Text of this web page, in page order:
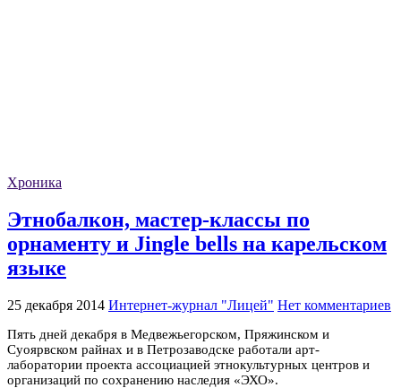
Хроника
Этнобалкон, мастер-классы по
орнаменту и Jingle bells на карельском
языке
25 декабря 2014 Интернет-журнал "Лицей" Нет комментариев
Пять дней декабря в Медвежьегорском, Пряжинском и
Суоярвском райнах и в Петрозаводске работали арт-
лаборатории проекта ассоциацией этнокультурных центров и
организаций по сохранению наследия «ЭХО».